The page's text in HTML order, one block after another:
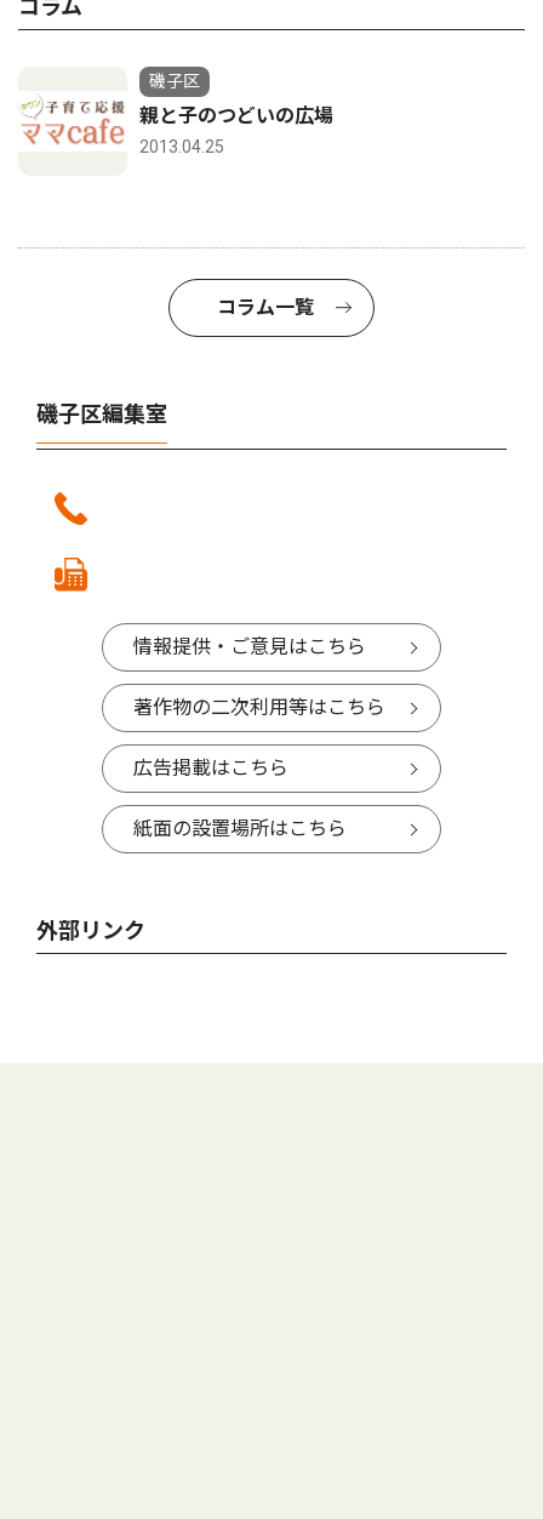
コラム
磯子区
親と子のつどいの広場
2013.04.25
コラム一覧
磯子区編集室
情報提供・ご意見はこちら
著作物の二次利用等はこちら
広告掲載はこちら
紙面の設置場所はこちら
外部リンク